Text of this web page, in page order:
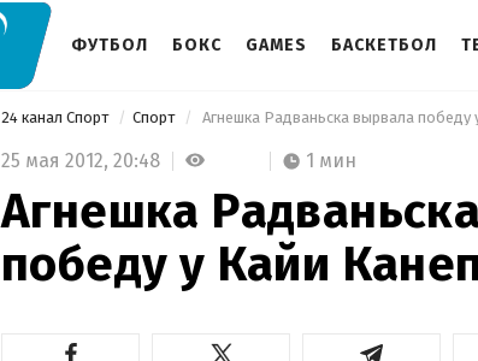
ФУТБОЛ БОКС GAMES БАСКЕТБОЛ
24 канал Спорт Спорт Агнешка Радваньска вырвала победу
25 мая 2012, 20:48 1 мин
Агнешка
победу у Кайи